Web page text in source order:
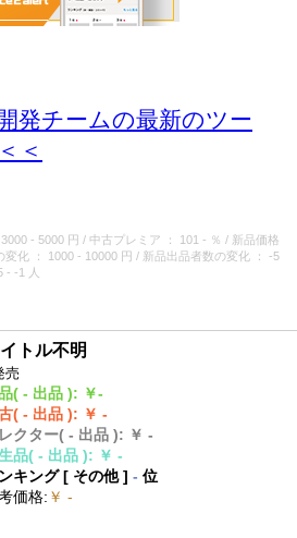
発チームの最新のツー
＜
3000 - 5000 円 / 中古プレミア ： 101 - ％ / 新品価格
変化 ： 1000 - 10000 円 / 新品出品者数の変化
： -5
- -1 人
トル不明
売
( - 出品 ): ￥-
( - 出品 ): ￥ -
クター( - 出品 ): ￥ -
品( - 出品 ): ￥ -
キング [ その他]- 位
価格: ￥ -